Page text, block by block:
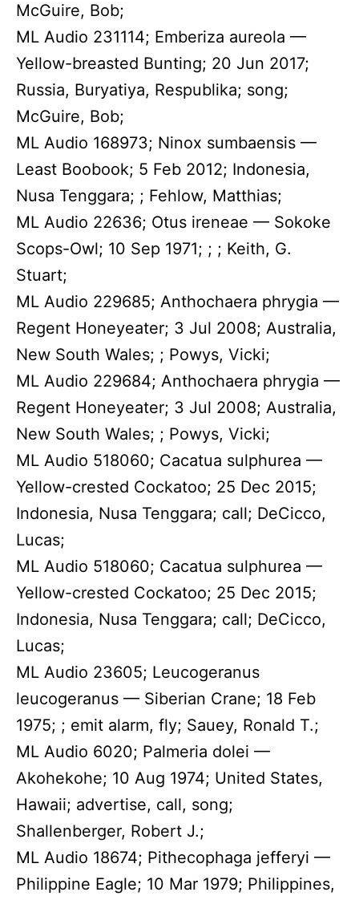
McGuire, Bob;
ML Audio 231114; Emberiza aureola —
Yellow-breasted Bunting; 20 Jun 2017;
Russia, Buryatiya, Respublika; song;
McGuire, Bob;
ML Audio 168973; Ninox sumbaensis —
Least Boobook; 5 Feb 2012; Indonesia,
Nusa Tenggara; ; Fehlow, Matthias;
ML Audio 22636; Otus ireneae — Sokoke
Scops-Owl; 10 Sep 1971; ; ; Keith, G.
Stuart;
ML Audio 229685; Anthochaera phrygia —
Regent Honeyeater; 3 Jul 2008; Australia,
New South Wales; ; Powys, Vicki;
ML Audio 229684; Anthochaera phrygia —
Regent Honeyeater; 3 Jul 2008; Australia,
New South Wales; ; Powys, Vicki;
ML Audio 518060; Cacatua sulphurea —
Yellow-crested Cockatoo; 25 Dec 2015;
Indonesia, Nusa Tenggara; call; DeCicco,
Lucas;
ML Audio 518060; Cacatua sulphurea —
Yellow-crested Cockatoo; 25 Dec 2015;
Indonesia, Nusa Tenggara; call; DeCicco,
Lucas;
ML Audio 23605; Leucogeranus
leucogeranus — Siberian Crane; 18 Feb
1975; ; emit alarm, fly; Sauey, Ronald T.;
ML Audio 6020; Palmeria dolei —
Akohekohe; 10 Aug 1974; United States,
Hawaii; advertise, call, song;
Shallenberger, Robert J.;
ML Audio 18674; Pithecophaga jefferyi —
Philippine Eagle; 10 Mar 1979; Philippines,